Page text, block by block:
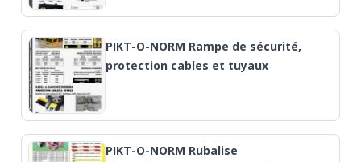
PIKT-O-NORM Rampe de sécurité,
protection cables et tuyaux
PIKT-O-NORM Rubalise